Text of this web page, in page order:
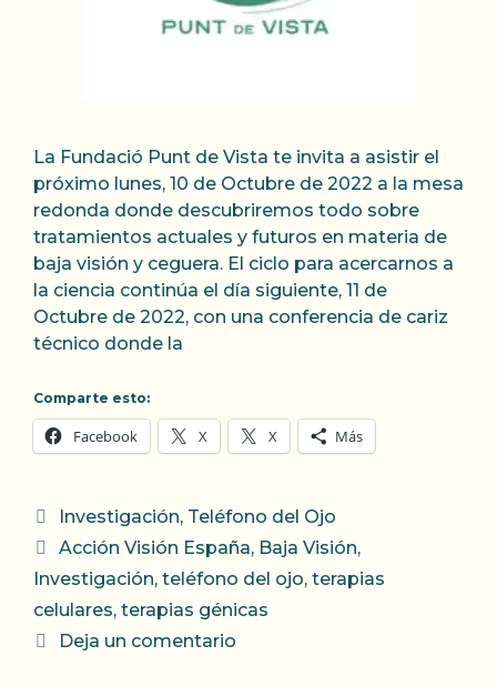
La Fundació Punt de Vista te invita a asistir el
próximo lunes, 10 de Octubre de 2022 a la mesa
redonda donde descubriremos todo sobre
tratamientos actuales y futuros en materia de
baja visión y ceguera. El ciclo para acercarnos a
la ciencia continúa el día siguiente, 11 de
Octubre de 2022, con una conferencia de cariz
técnico donde la
Comparte esto:
Facebook X X Más
Categorías
Investigación, Teléfono del Ojo
Etiquetas
Acción Visión España, Baja Visión,
Investigación, teléfono del ojo, terapias
celulares, terapias génicas
Deja un comentario